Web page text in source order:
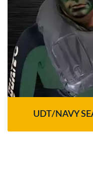
UDT/NAVY